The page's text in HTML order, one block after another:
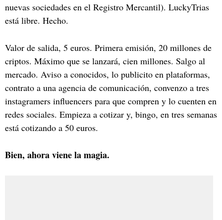
nuevas sociedades en el Registro Mercantil). LuckyTrias
está libre. Hecho.
Valor de salida, 5 euros. Primera emisión, 20 millones de
criptos. Máximo que se lanzará, cien millones. Salgo al
mercado. Aviso a conocidos, lo publicito en plataformas,
contrato a una agencia de comunicación, convenzo a tres
instagramers influencers para que compren y lo cuenten en
redes sociales. Empieza a cotizar y, bingo, en tres semanas
está cotizando a 50 euros.
Bien, ahora viene la magia.